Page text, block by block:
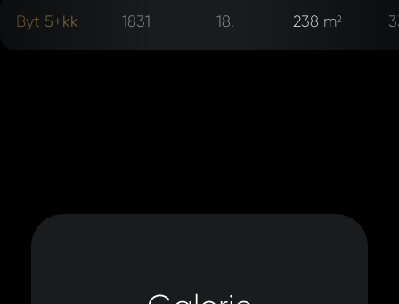
Byt 5+kk 1831 18. 238 m2